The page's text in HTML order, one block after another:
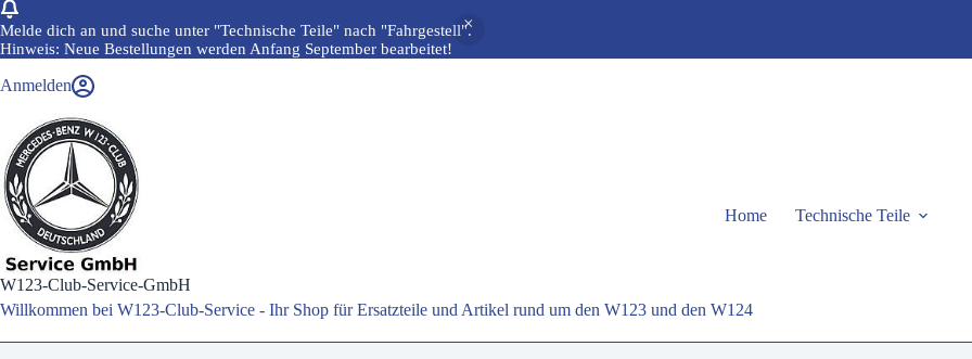
Melde dich an und suche unter "Technische Teile" nach "Fahrgestell".
Hinweis: Neue Bestellungen werden Anfang September bearbeitet!
Inhalt
Anmelden
W123-Club-Service-GmbH
Willkommen bei W123-Club-Service - Ihr Shop für Ersatzteile und Artikel rund um den W123 und den W124
Home Technische Teile